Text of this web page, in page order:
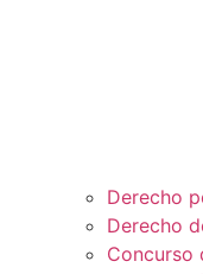
Derecho
Derecho
Concurso